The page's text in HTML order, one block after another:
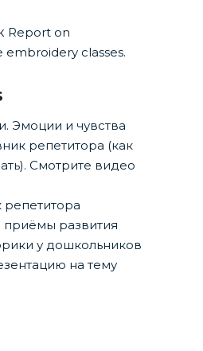
Report on
classes.
Эмоции и чувства
репетитора (как
Смотрите видео
развития
у дошкольников
на тему